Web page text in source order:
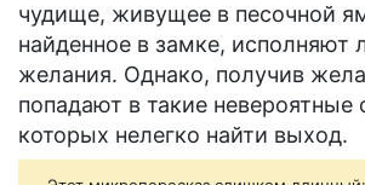
чудище, живущее в песочной
найденное в замке, исполняют
желания. Однако, получив
попадают в такие невероятные
которых нелегко найти выход.